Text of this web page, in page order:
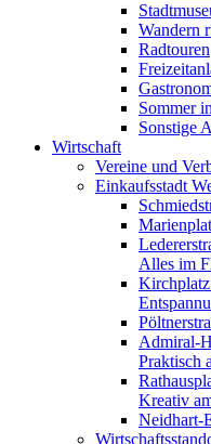
Wandern
Radtouren
Sommer
Sonstige
Wirtschaft
Vereine und
Einkaufsstadt
Alles im
Admiral-
Praktisch
Kreativ
Neidhart-